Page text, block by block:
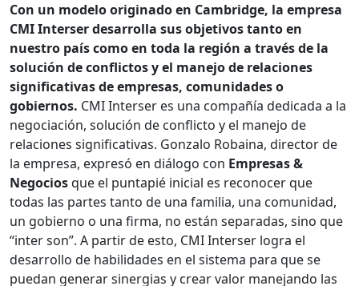
Con un modelo originado en Cambridge, la empresa
CMI Interser desarrolla sus objetivos tanto en
nuestro país como en toda la región a través de la
solución de conflictos y el manejo de relaciones
significativas de empresas, comunidades o
gobiernos. CMI Interser es una compañía dedicada a la
negociación, solución de conflicto y el manejo de
relaciones significativas. Gonzalo Robaina, director de
la empresa, expresó en diálogo con Empresas &
Negociosque el puntapié inicial es reconocer que
todas las partes tanto de una familia, una comunidad,
un gobierno o una firma, no están separadas, sino que
“inter son”. A partir de esto, CMI Interser logra el
desarrollo de habilidades en el sistema para que se
puedan generar sinergias y crear valor manejando las